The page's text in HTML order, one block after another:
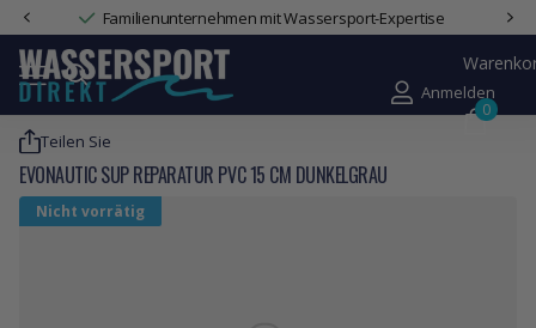
Familienunternehmen mit Wassersport-Expertise
Anmelden
0
Teilen Sie
EVONAUTIC SUP REPARATUR PVC 15 CM DUNKELGRAU
Nicht vorrätig